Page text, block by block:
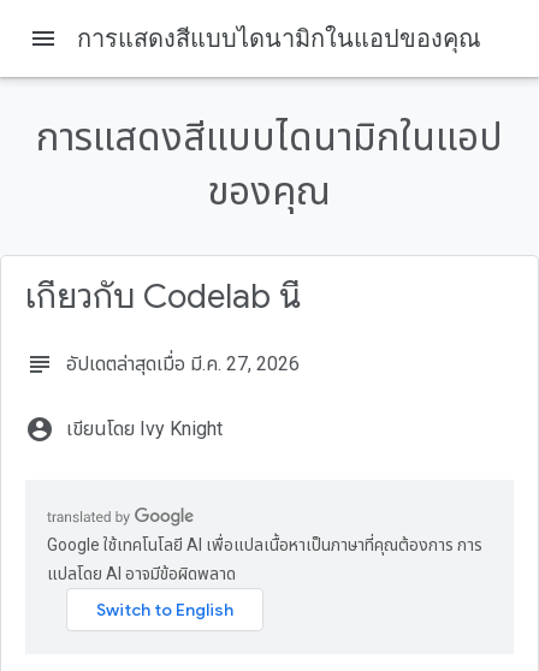
ข้อกำหนดเบื้องต้น
menu การแสดงสีแบบไดนามิกในแอปของคุณ
การแสดงสีแบบไดนามิกในแอป
ของคุณ
เกี่ยวกับ Codelab นี้
subject อัปเดตล่าสุดเมื่อ มี.ค. 27, 2026
account_circle เขียนโดย Ivy Knight
Google ใช้เทคโนโลยี AI เพื่อแปลเนื้อหาเป็นภาษาที่คุณต้องการ การ
แปลโดย AI อาจมีข้อผิดพลาด